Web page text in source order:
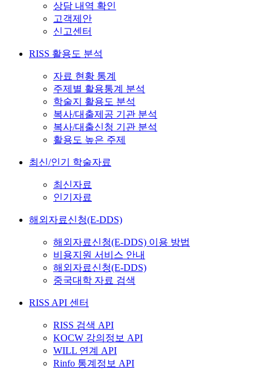
상담 내역 확인
고객제안
신고센터
RISS 활용도 분석
자료 현황 통계
주제별 활용통계 분석
학술지 활용도 분석
복사/대출제공 기관 분석
복사/대출신청 기관 분석
활용도 높은 주제
최신/인기 학술자료
최신자료
인기자료
해외자료신청(E-DDS)
해외자료신청(E-DDS) 이용 방법
비용지원 서비스 안내
해외자료신청(E-DDS)
중국대학 자료 검색
RISS API 센터
RISS 검색 API
KOCW 강의정보 API
WILL 연계 API
Rinfo 통계정보 API